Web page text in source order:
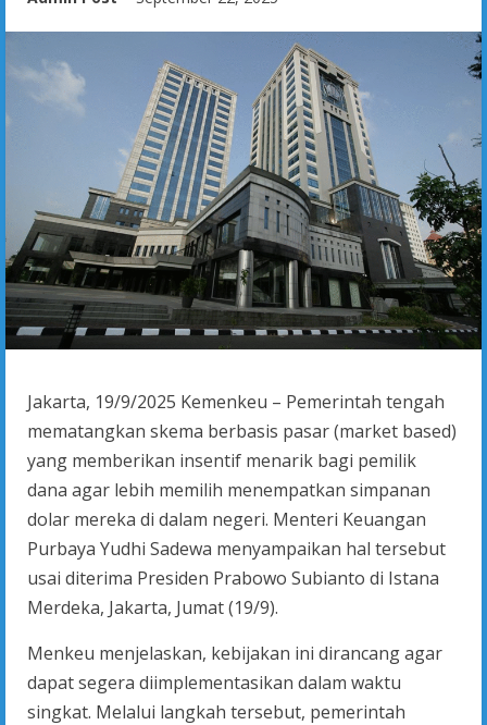
Jakarta, 19/9/2025 Kemenkeu – Pemerintah tengah
mematangkan skema berbasis pasar (market based)
yang memberikan insentif menarik bagi pemilik
dana agar lebih memilih menempatkan simpanan
dolar mereka di dalam negeri. Menteri Keuangan
Purbaya Yudhi Sadewa menyampaikan hal tersebut
usai diterima Presiden Prabowo Subianto di Istana
Merdeka, Jakarta, Jumat (19/9).
Menkeu menjelaskan, kebijakan ini dirancang agar
dapat segera diimplementasikan dalam waktu
singkat. Melalui langkah tersebut, pemerintah